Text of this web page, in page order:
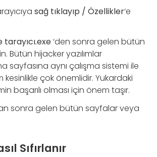
sağ tıklayıp / Özellikler‘e
tarayıcı.exe‘den sonra gelen bütün
Bütün hijacker yazılımlar
sayfasına aynı çalışma sistemi ile
kesinlikle çok önemlidir. Yukardaki
başarılı olması için önem taşır.
sonra gelen bütün sayfalar veya
Sıfırlanır